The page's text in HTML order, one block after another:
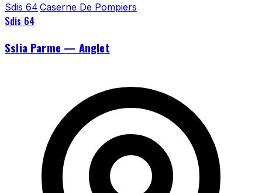
Sdis 64 Caserne De Pompiers
Sdis 64
Sslia Parme — Anglet